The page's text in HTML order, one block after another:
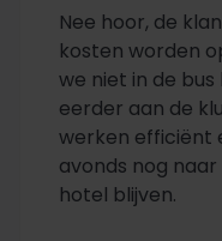
Nee hoor, de
kosten worden
we niet in de
eerder aan de
werken efficiënt
avonds nog
hotel blijven.